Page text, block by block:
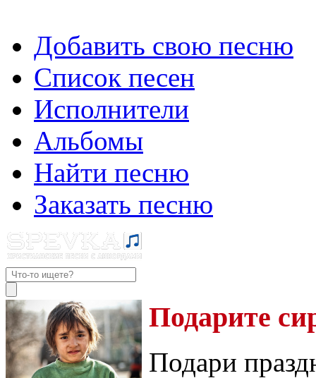
Добавить свою песню
Список песен
Исполнители
Альбомы
Найти песню
Заказать песню
Подарите
Подари